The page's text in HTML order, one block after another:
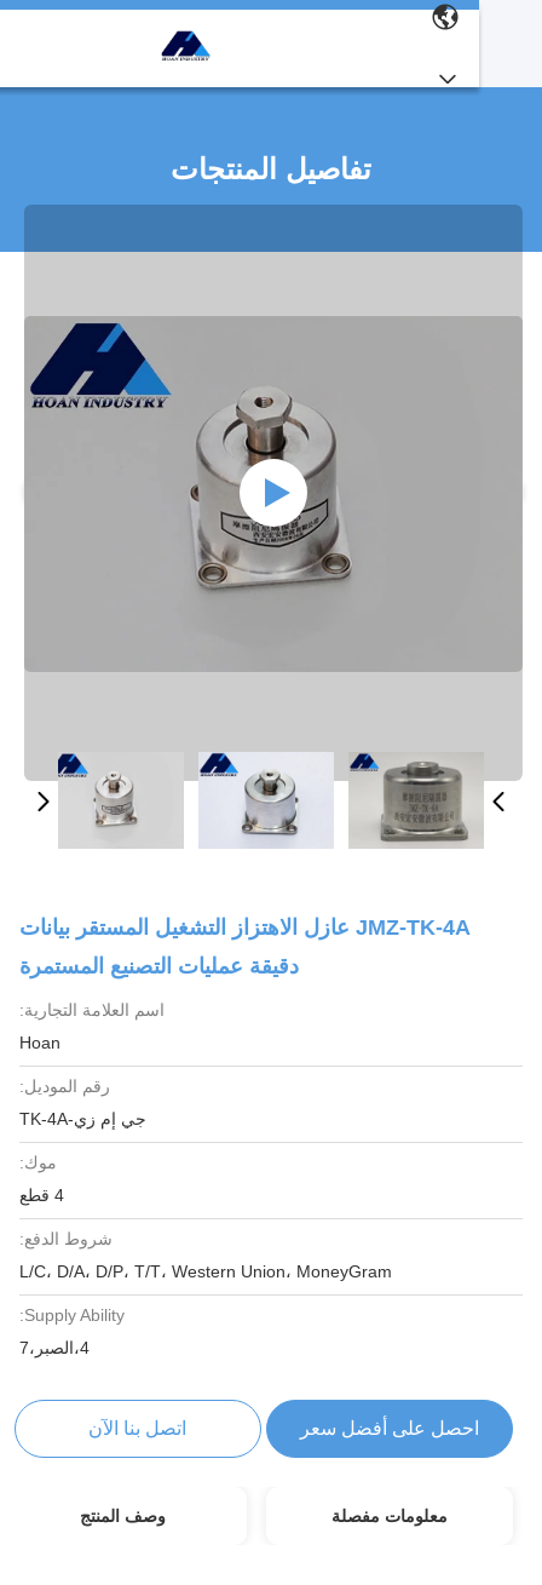
تفاصيل المنتجات
JMZ-TK-4A عازل الاهتزاز التشغيل المستقر بيانات
دقيقة عمليات التصنيع المستمرة
اسم العلامة التجارية:
Hoan
رقم الموديل:
جي إم زي-TK-4A
موك:
شروط الدفع:
L/C، D/A، D/P، T/T، Western Union، MoneyGram
Supply Ability:
احصل على أفضل سعر اتصل بنا الآن
معلومات مفصلة وصف المنتج